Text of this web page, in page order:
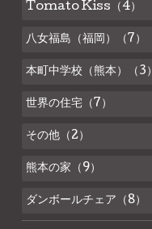
Tomato Kiss（4）
八女福島（福岡）（7）
本町中学校（熊本）（3）
世界の住宅（7）
その他（2）
熊本の家（9）
ダンボールチェア（8）